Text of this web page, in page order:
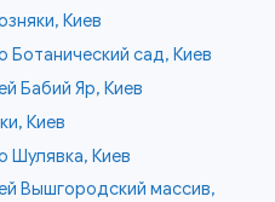
Киев
Ботанический сад, Киев
Бабий Яр, Киев
Киев
Шулявка, Киев
Вышгородский массив,